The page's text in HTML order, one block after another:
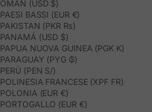
OMAN (USD $)
PAESI BASSI (EUR €)
PAKISTAN (PKR ₨)
PANAMÁ (USD $)
PAPUA NUOVA GUINEA (PGK K)
PARAGUAY (PYG ₲)
PERÙ (PEN S/)
POLINESIA FRANCESE (XPF FR)
POLONIA (EUR €)
PORTOGALLO (EUR €)